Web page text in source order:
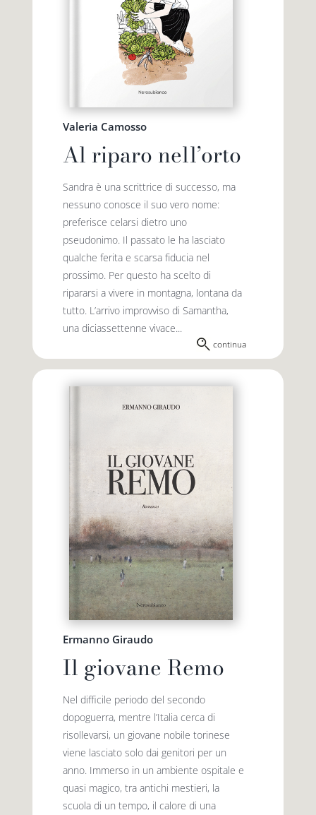
Valeria Camosso
Al riparo nell’orto
Sandra è una scrittrice di successo, ma
nessuno conosce il suo vero nome:
preferisce celarsi dietro uno
pseudonimo. Il passato le ha lasciato
qualche ferita e scarsa fiducia nel
prossimo. Per questo ha scelto di
ripararsi a vivere in montagna, lontana da
tutto. L’arrivo improvviso di Samantha,
una diciassettenne vivace...
continua
Ermanno Giraudo
Il giovane Remo
Nel difficile periodo del secondo
dopoguerra, mentre l’Italia cerca di
risollevarsi, un giovane nobile torinese
viene lasciato solo dai genitori per un
anno. Immerso in un ambiente ospitale e
quasi magico, tra antichi mestieri, la
scuola di un tempo, il calore di una